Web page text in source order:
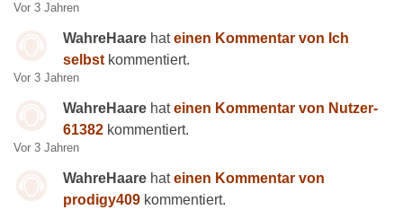
Vor 3 Jahren
WahreHaare hateinen Kommentar von Ich
selbst kommentiert.
Vor 3 Jahren
WahreHaare hateinen Kommentar von Nutzer-
61382 kommentiert.
Vor 3 Jahren
WahreHaare hateinen Kommentar von
prodigy409 kommentiert.